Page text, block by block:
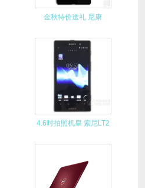
金秋特价送礼 尼康
4.6吋拍照机皇 索尼LT2